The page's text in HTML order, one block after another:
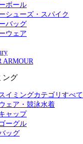
ボール
シューズ・スパイク
バッグ
ウェア
ARMOUR
ング
イミングカテゴリすべて
ェア・競泳水着
ャップ
ーグル
ッグ